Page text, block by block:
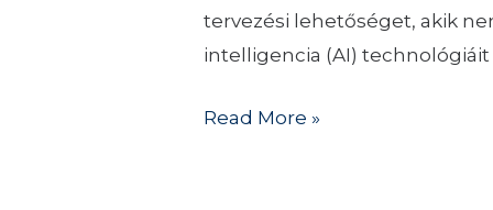
tervezési lehetőséget, akik
intelligencia (AI)
prezentáció
készítést
Read More »